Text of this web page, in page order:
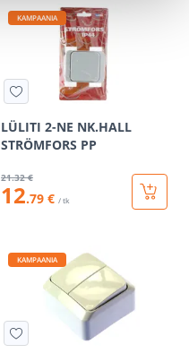
KAMPAANIA
LÜLITI 2-NE NK.HALL
STRÖMFORS PP
21.32 €
12.79 € / tk
KAMPAANIA